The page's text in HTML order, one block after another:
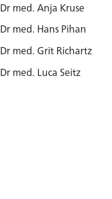
Dr med. Anja Kruse
Dr med. Hans Pihan
Dr med. Grit Richartz
Dr med. Luca Seitz